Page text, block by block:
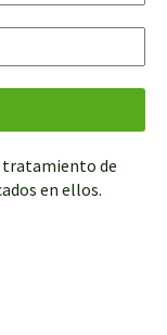
de
en ellos.